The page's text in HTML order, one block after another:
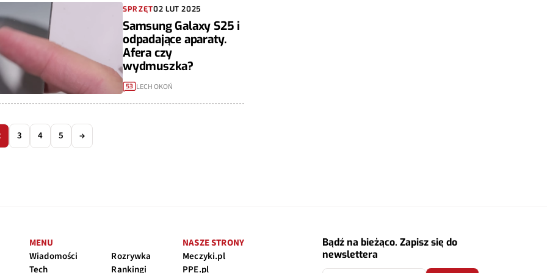
SPRZĘT02 LUT 2025
Samsung Galaxy S25 i
odpadające aparaty.
Afera czy
wydmuszka?
53 LECH OKOŃ
3 4 5 →
MENU
Wiadomości
Tech
Rozrywka
Rankingi
NASZE STRONY
Meczyki.pl
PPE.pl
Bądź na bieżąco. Zapisz się do
newslettera